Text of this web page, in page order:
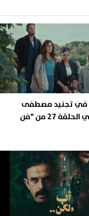
في تجنيد مصطفى
العسال في الحلقة 27 من "فن